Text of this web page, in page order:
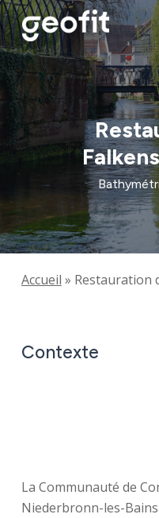
Skip
to
main
content
Accueil » Restauration
Contexte
La Communauté de
Niederbronn-les-